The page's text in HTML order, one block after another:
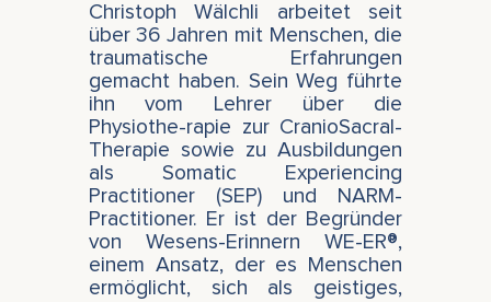
Christoph Wälchli arbeitet seit
über 36 Jahren mit Menschen, die
traumatische Erfahrungen
gemacht haben. Sein Weg führte
ihn vom Lehrer über die
Physiothe-rapie zur CranioSacral-
Therapie sowie zu Ausbildungen
als Somatic Experiencing
Practitioner (SEP) und NARM-
Practitioner. Er ist der Begründer
von Wesens-Erinnern WE-ER®,
einem Ansatz, der es Menschen
ermöglicht, sich als geistiges,